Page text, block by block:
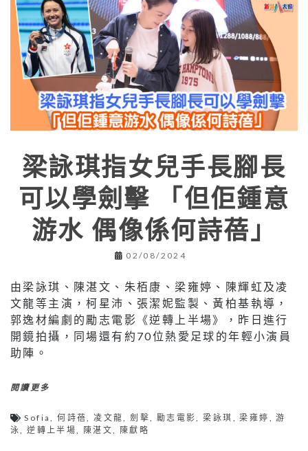
梁詠琪指女兒手長腳長
可以學劍擊 「但佢鍾意
游水 偶像係何詩蓓」
02/08/2024
由梁詠琪、陳湛文、朱栢康、梁雍婷、陳輝虹及凌
文龍等主演，柯星沛、張潔妮監製、黃柏基執導，
郭逸材編劇的勵志電影《逆轉上半場》，昨日進行
開鏡拍攝，同場還有約70位熱愛足球的年輕小演員
助陣。
閱讀更多
Sofia ,何詩蓓 凌文龍 ,劍擊 勵志電影 ,梁詠琪 ,梁雍婷 ,游
泳
,逆轉上半場 陳湛文 陳獻略